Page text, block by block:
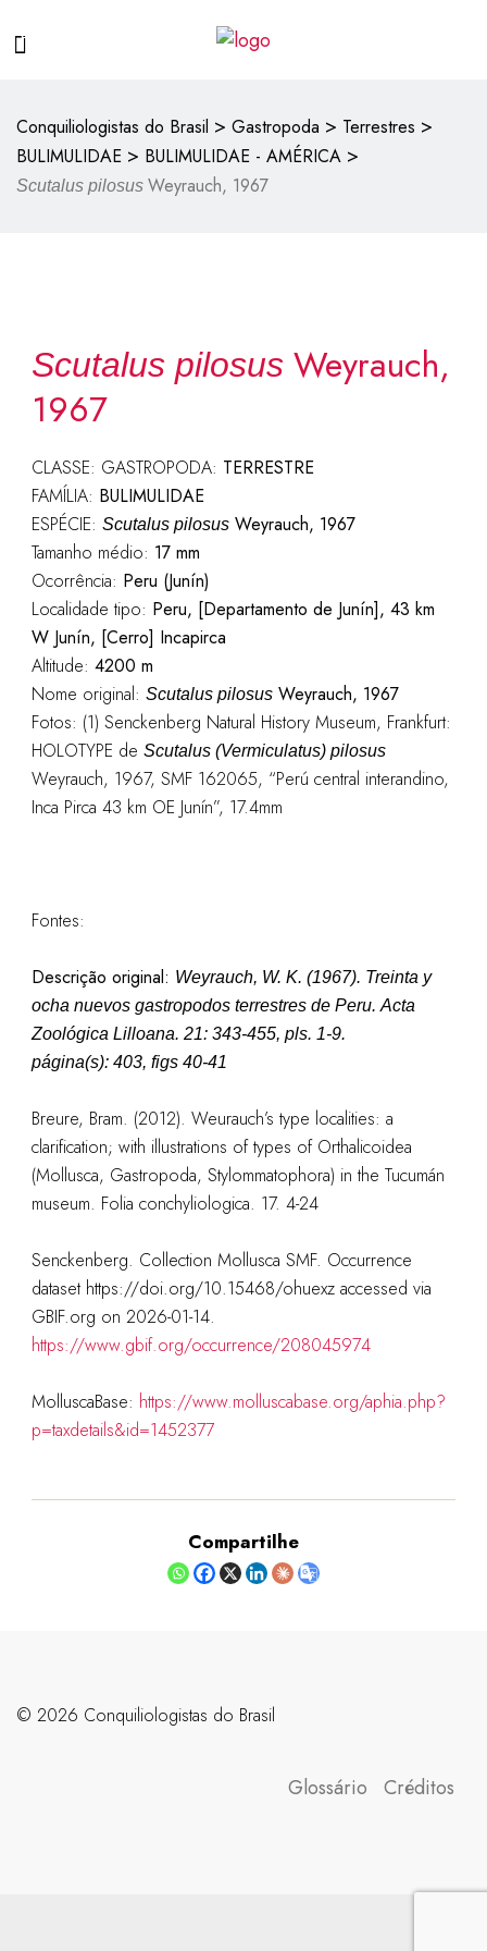
Conquiliologistas do Brasil > Gastropoda > Terrestres >
BULIMULIDAE > BULIMULIDAE - AMÉRICA >
Scutalus pilosus Weyrauch, 1967
Scutalus pilosus Weyrauch,
1967
CLASSE: GASTROPODA: TERRESTRE
FAMÍLIA: BULIMULIDAE
ESPÉCIE: Scutalus pilosusWeyrauch, 1967
Tamanho médio: 17 mm
Ocorrência: Peru (Junín)
Localidade tipo: Peru, [Departamento de Junín], 43 km
W Junín, [Cerro] Incapirca
Altitude: 4200 m
Nome original: Scutalus pilosusWeyrauch, 1967
Fotos: (1) Senckenberg Natural History Museum, Frankfurt:
HOLOTYPE de Scutalus (Vermiculatus) pilosus
Weyrauch, 1967, SMF 162065, “Perú central interandino,
Inca Pirca 43 km OE Junín”, 17.4mm
Fontes:
Descrição original: Weyrauch, W. K. (1967). Treinta y
ocha nuevos gastropodos terrestres de Peru. Acta
Zoológica Lilloana. 21: 343-455, pls. 1-9.
página(s): 403, figs 40-41
Breure, Bram. (2012). Weurauch’s type localities: a
clarification; with illustrations of types of Orthalicoidea
(Mollusca, Gastropoda, Stylommatophora) in the Tucumán
museum. Folia conchyliologica. 17. 4-24
Senckenberg. Collection Mollusca SMF. Occurrence
dataset https://doi.org/10.15468/ohuexz accessed via
GBIF.org on 2026-01-14.
https://www.gbif.org/occurrence/208045974
MolluscaBase: https://www.molluscabase.org/aphia.php?
p=taxdetails&id=1452377
Compartilhe
©️ 2026 Conquiliologistas do Brasil
Glossário Créditos